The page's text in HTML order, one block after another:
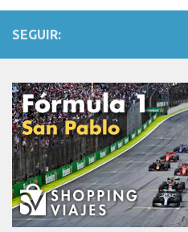
SEGUIR: